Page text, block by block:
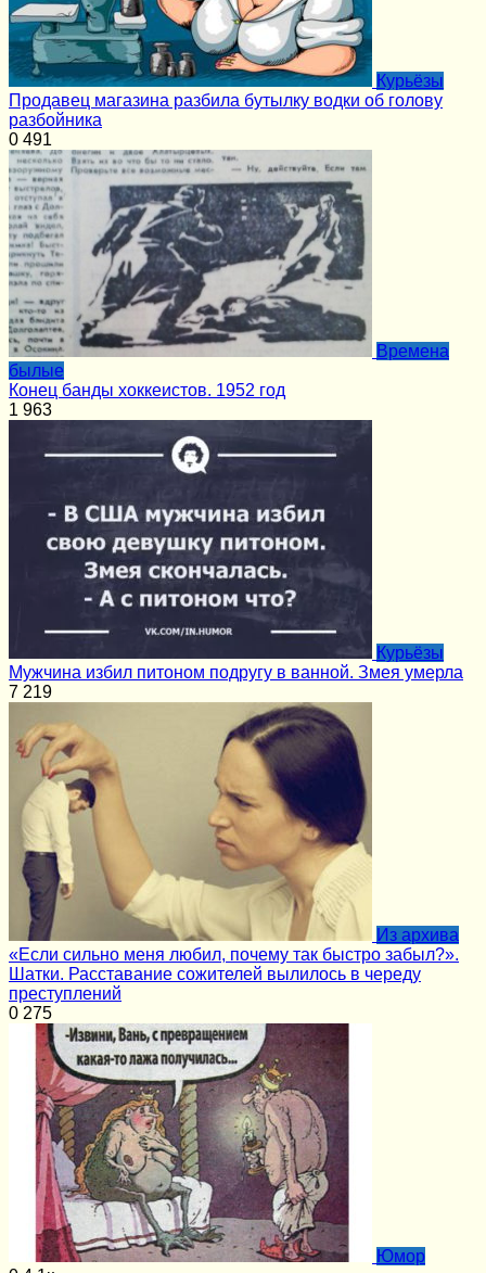
Курьёзы
Продавец магазина разбила бутылку водки об голову
разбойника
0 491
Времена
былые
Конец банды хоккеистов. 1952 год
1 963
Курьёзы
Мужчина избил питоном подругу в ванной. Змея умерла
7 219
Из архива
«Если сильно меня любил, почему так быстро забыл?».
Шатки. Расставание сожителей вылилось в череду
преступлений
0 275
Юмор